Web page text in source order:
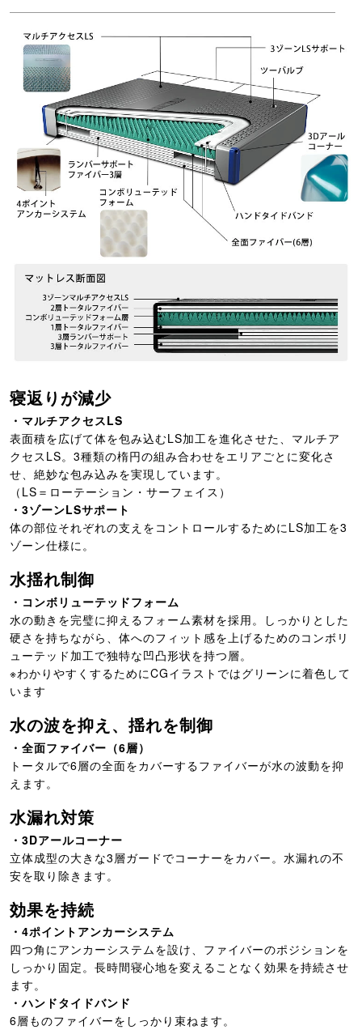
寝返りが減少
・マルチアクセスLS
表面積を広げて体を包み込むLS加工を進化させた、マルチア
クセスLS。3種類の楕円の組み合わせをエリアごとに変化さ
せ、絶妙な包み込みを実現しています。
（LS＝ローテーション・サーフェイス）
・3ゾーンLSサポート
体の部位それぞれの支えをコントロールするためにLS加工を3
ゾーン仕様に。
水揺れ制御
・コンボリューテッドフォーム
水の動きを完璧に抑えるフォーム素材を採用。しっかりとした
硬さを持ちながら、体へのフィット感を上げるためのコンボリ
ューテッド加工で独特な凹凸形状を持つ層。
※わかりやすくするためにCGイラストではグリーンに着色して
います
水の波を抑え、揺れを制御
・全面ファイバー（6層）
トータルで6層の全面をカバーするファイバーが水の波動を抑
えます。
水漏れ対策
・3Dアールコーナー
立体成型の大きな3層ガードでコーナーをカバー。水漏れの不
安を取り除きます。
効果を持続
・4ポイントアンカーシステム
四つ角にアンカーシステムを設け、ファイバーのポジションを
しっかり固定。長時間寝心地を変えることなく効果を持続させ
ます。
・ハンドタイドバンド
6層ものファイバーをしっかり束ねます。